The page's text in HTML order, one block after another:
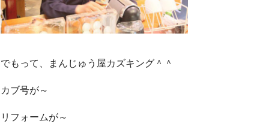
でもって、まんじゅう屋カズキング＾＾
カブ号が～
リフォームが～